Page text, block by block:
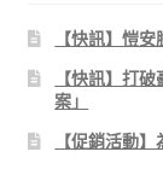
【快訊】愷
【快訊】打
案」
【促銷活動